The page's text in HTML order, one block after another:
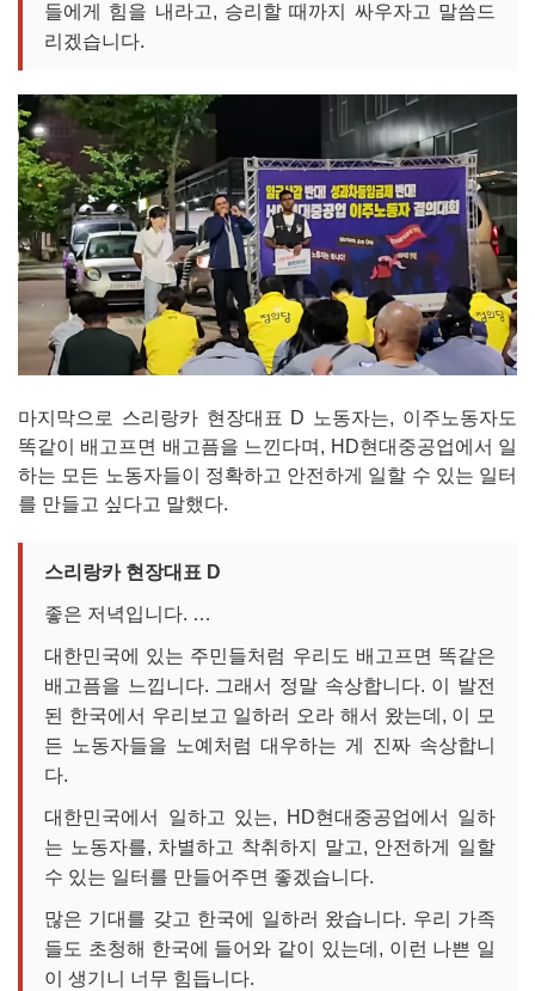
들에게 힘을 내라고, 승리할 때까지 싸우자고 말씀드
리겠습니다.
마지막으로 스리랑카 현장대표 D 노동자는, 이주노동자도
똑같이 배고프면 배고픔을 느낀다며, HD현대중공업에서 일
하는 모든 노동자들이 정확하고 안전하게 일할 수 있는 일터
를 만들고 싶다고 말했다.
스리랑카 현장대표 D
좋은 저녁입니다. …
대한민국에 있는 주민들처럼 우리도 배고프면 똑같은
배고픔을 느낍니다. 그래서 정말 속상합니다. 이 발전
된 한국에서 우리보고 일하러 오라 해서 왔는데, 이 모
든 노동자들을 노예처럼 대우하는 게 진짜 속상합니
다.
대한민국에서 일하고 있는, HD현대중공업에서 일하
는 노동자를, 차별하고 착취하지 말고, 안전하게 일할
수 있는 일터를 만들어주면 좋겠습니다.
많은 기대를 갖고 한국에 일하러 왔습니다. 우리 가족
들도 초청해 한국에 들어와 같이 있는데, 이런 나쁜 일
이 생기니 너무 힘듭니다.